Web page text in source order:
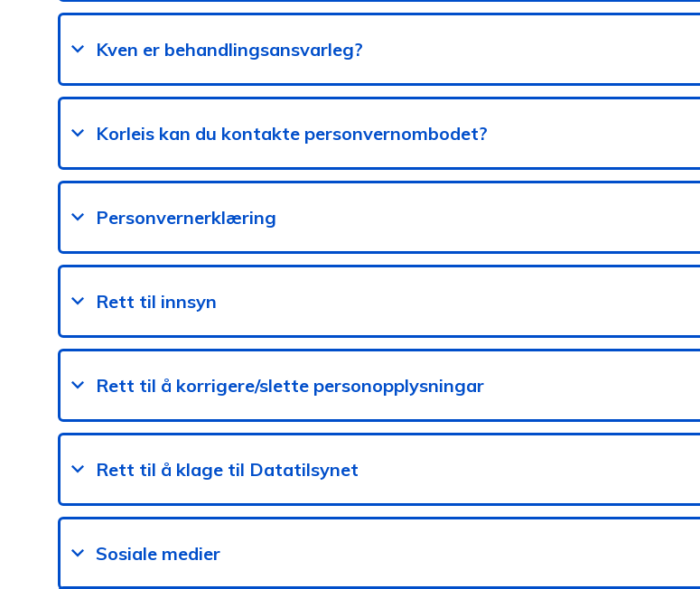
Kven er behandlingsansvarleg?
Korleis kan du kontakte personvernombodet?
Personvernerklæring
Rett til innsyn
Rett til å korrigere/slette personopplysningar
Rett til å klage til Datatilsynet
Sosiale medier